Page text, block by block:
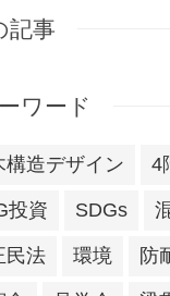
記事
ワード
構造デザイン 4
投資 SDGs
民法 環境 防